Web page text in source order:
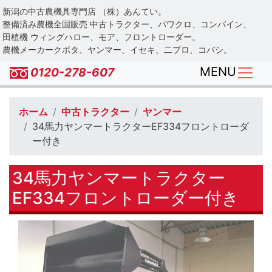
Skip
to
main
content
新潟の中古農機具専門店 （株）あんてい。
整備済み農機全国販売 中古トラクター、パワクロ、コンバイン、
田植機 ウィングハロー、モア、フロントローダー。
農機メーカークボタ、ヤンマー、イセキ、二プロ、コバシ。
0120-278-607 MENU
ホーム 中古トラクター
ヤンマー
34馬力ヤンマートラクターEF334フロントローダ
ー付き
34馬力ヤンマートラクター
EF334フロントローダー付き